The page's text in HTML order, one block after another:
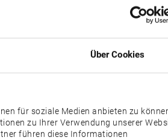
Über Cookies
für soziale Medien anbieten zu
zu Ihrer Verwendung unserer
führen diese Informationen
bei
Mit
die
damit
der